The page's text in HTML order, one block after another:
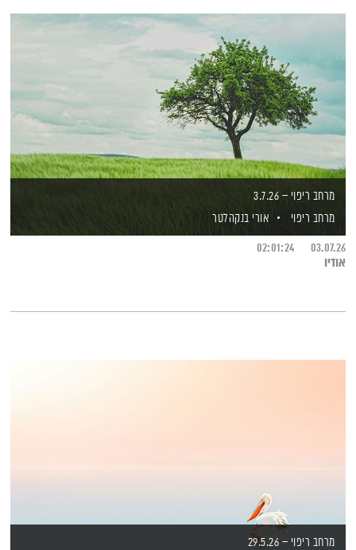
מרחב ריפוי – 3.7.26
מרחב ריפוי
אורי בנקהלטר
03.07.26
02:01:24
אודיו
מרחב ריפוי – 29.5.26